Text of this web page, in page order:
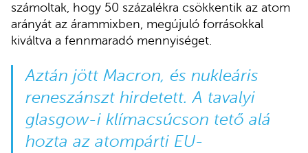
számoltak, hogy 50 százalékra csökkentik az atom
arányát az árammixben, megújuló forrásokkal
kiváltva a fennmaradó mennyiséget.
Aztán jött Macron, és nukleáris
reneszánszt hirdetett. A tavalyi
glasgow-i klímacsúcson tető alá
hozta az atompárti EU-